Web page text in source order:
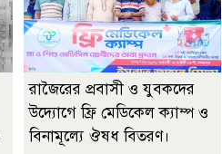
রাজৈরের‌ প্রবাসী ও যুবকদের
উদ্যোগে ফ্রি মেডিকেল ক্যাম্প ও
বিনামূল্যে ঔষধ বিতরণ।